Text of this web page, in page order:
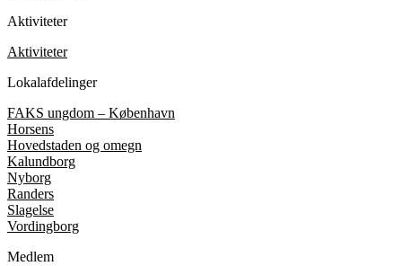
Aktiviteter
Aktiviteter
Lokalafdelinger
FAKS ungdom – København
Horsens
Hovedstaden og omegn
Kalundborg
Nyborg
Randers
Slagelse
Vordingborg
Medlem